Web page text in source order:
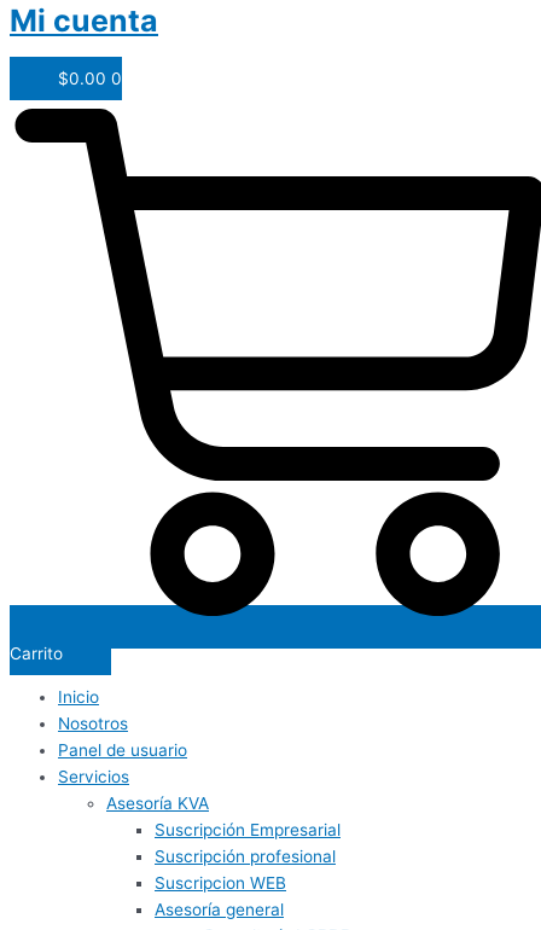
Mi cuenta
$0.00 0
Carrito
Inicio
Nosotros
Panel de usuario
Servicios
Asesoría KVA
Suscripción Empresarial
Suscripción profesional
Suscripcion WEB
Asesoría general